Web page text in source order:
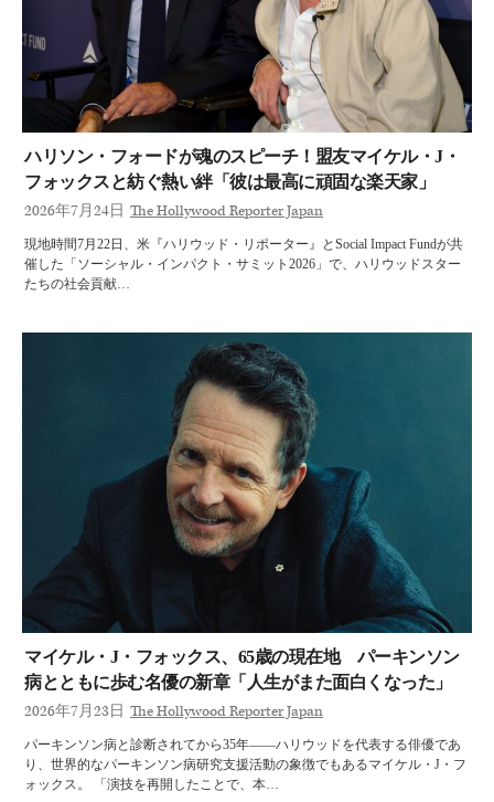
ハリソン・フォードが魂のスピーチ！盟友マイケル・J・
フォックスと紡ぐ熱い絆「彼は最高に頑固な楽天家」
2026年7月24日 The Hollywood Reporter Japan
現地時間7月22日、米『ハリウッド・リポーター』とSocial Impact Fundが共
催した「ソーシャル・インパクト・サミット2026」で、ハリウッドスター
たちの社会貢献…
マイケル・J・フォックス、65歳の現在地 パーキンソン
病とともに歩む名優の新章「人生がまた面白くなった」
2026年7月23日 The Hollywood Reporter Japan
パーキンソン病と診断されてから35年――ハリウッドを代表する俳優であ
り、世界的なパーキンソン病研究支援活動の象徴でもあるマイケル・J・フ
ォックス。 「演技を再開したことで、本…